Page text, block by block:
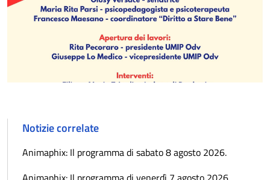
Notizie correlate
Animaphix: Il programma di sabato 8 agosto 2026.